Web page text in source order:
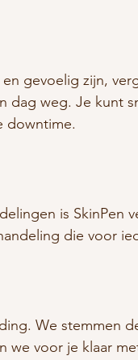
gevoelig zijn,
dag weg. Je kunt
downtime.
is SkinPen
die voor
We stemmen
we voor je klaar